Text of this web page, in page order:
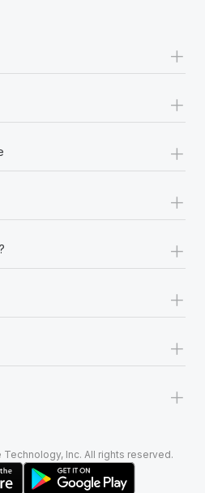
+
+
+
+
+
+
+
+
Inc. All rights reserved.